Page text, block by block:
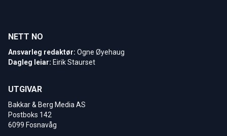
NETT NO
Ansvarleg redaktør: Ogne Øyehaug
Dagleg leiar: Eirik Staurset
UTGIVAR
Bakkar & Berg Media AS
Postboks 142
6099 Fosnavåg